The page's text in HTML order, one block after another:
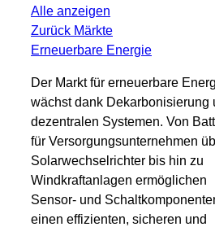
Alle anzeigen
Zurück Märkte
Erneuerbare Energie
Der Markt für erneuerbare
wächst dank Dekarbonisierung
dezentralen Systemen. Von
für Versorgungsunternehmen
Solarwechselrichter bis hin zu
Windkraftanlagen ermöglichen
Sensor- und
einen effizienten, sicheren und